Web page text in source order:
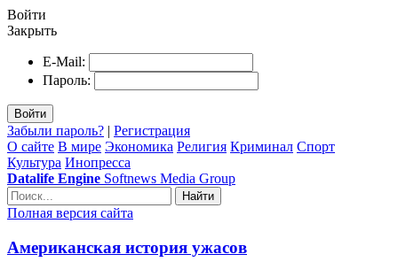
Войти
Закрыть
E-Mail:
Пароль:
Войти
Забыли пароль? | Регистрация
О сайте В мире Экономика Религия Криминал Спорт
Культура Инопресса
Datalife Engine Softnews Media Group
Найти
Полная версия сайта
Американская история ужасов